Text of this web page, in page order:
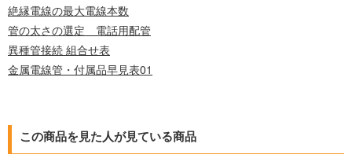
絶縁電線の最大電線本数
管の太さの選定 電話用配管
異種管接続 組合せ表
金属電線管・付属品早見表01
この商品を見た人が見ている商品